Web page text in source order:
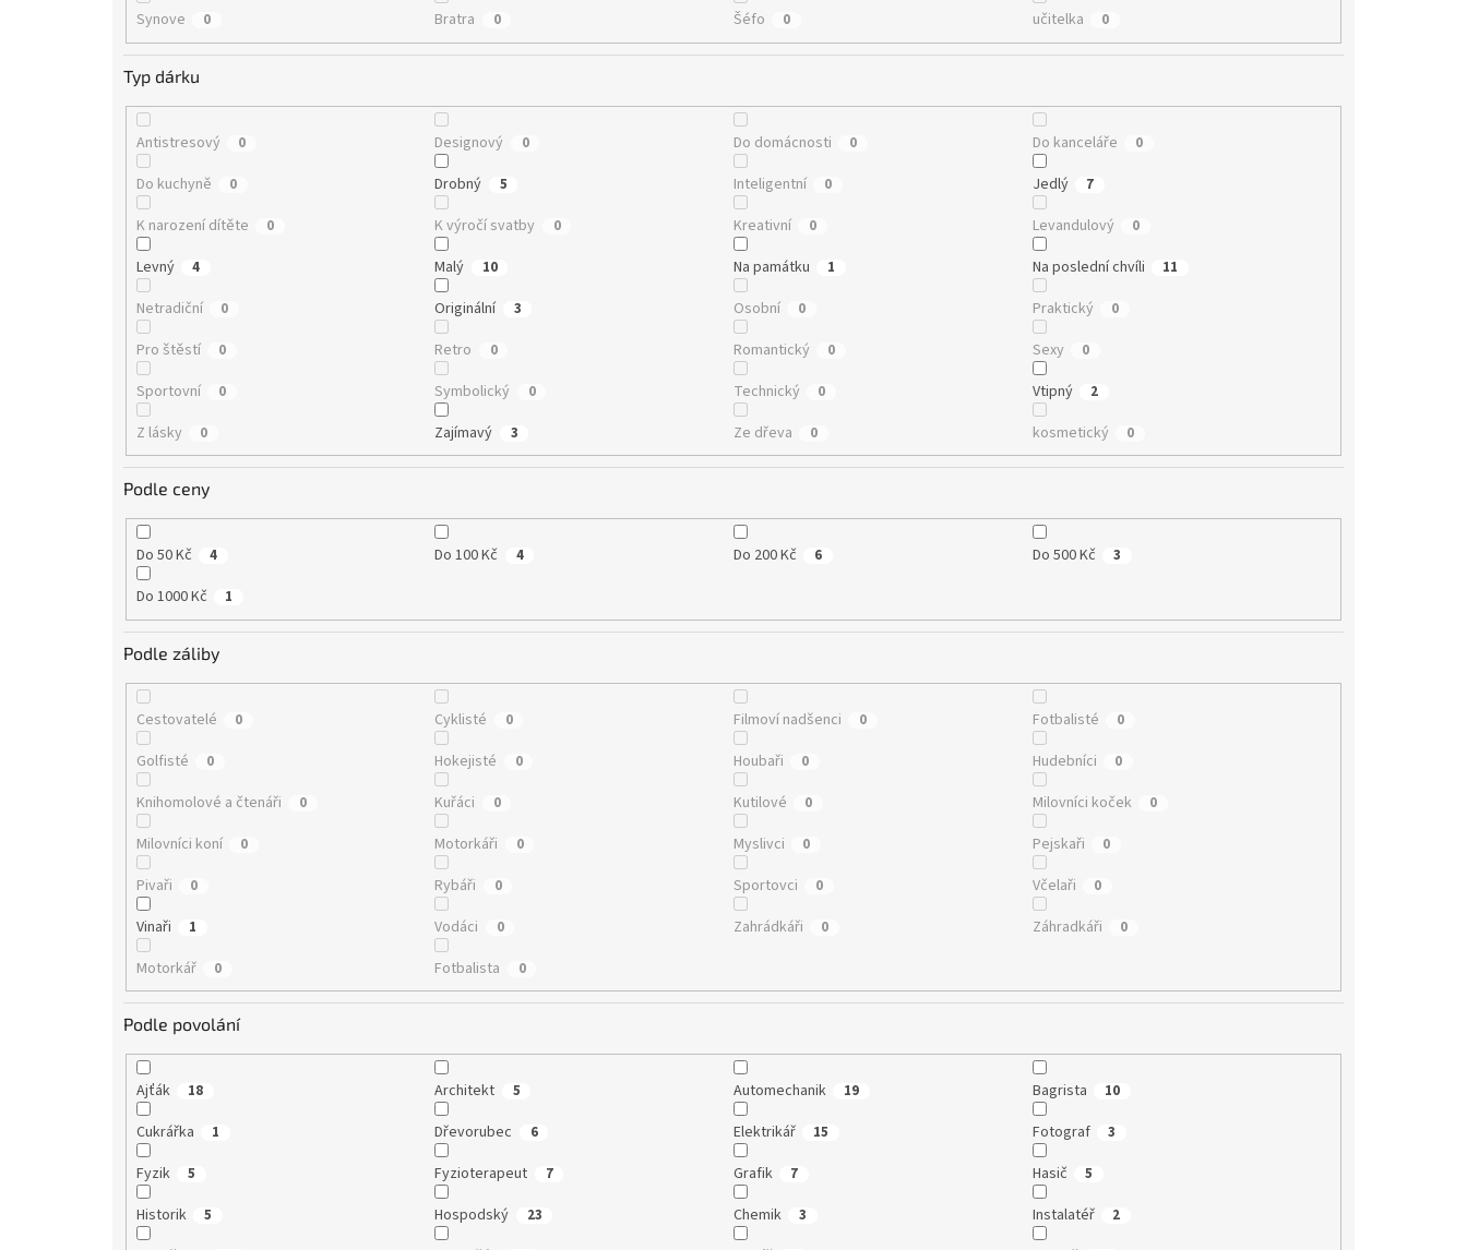
Synove 0 Bratra 0 Šéfo 0 učitelka 0
Typ dárku
Antistresový 0 Designový 0 Do domácnosti 0 Do kanceláře 0
Do kuchyně 0 Drobný 5 Inteligentní 0 Jedlý 7
K narození dítěte 0 K výročí svatby 0 Kreativní 0 Levandulový 0
Levný 4 Malý 10 Na památku 1 Na poslední chvíli 11
Netradiční 0 Originální 3 Osobní 0 Praktický 0
Pro štěstí 0 Retro 0 Romantický 0 Sexy 0
Sportovní 0 Symbolický 0 Technický 0 Vtipný 2
Z lásky 0 Zajímavý 3 Ze dřeva 0 kosmetický 0
Podle ceny
Do 50 Kč 4 Do 100 Kč 4 Do 200 Kč 6 Do 500 Kč 3
Do 1000 Kč 1
Podle záliby
Cestovatelé 0 Cyklisté 0 Filmoví nadšenci 0 Fotbalisté 0
Golfisté 0 Hokejisté 0 Houbaři 0 Hudebníci 0
Knihomolové a čtenáři 0 Kuřáci 0 Kutilové 0 Milovníci koček 0
Milovníci koní 0 Motorkáři 0 Myslivci 0 Pejskaři 0
Pivaři 0 Rybáři 0 Sportovci 0 Včelaři 0
Vinaři 1 Vodáci 0 Zahrádkáři 0 Záhradkáři 0
Motorkář 0 Fotbalista 0
Podle povolání
Ajťák 18 Architekt 5 Automechanik 19 Bagrista 10
Cukrářka 1 Dřevorubec 6 Elektrikář 15 Fotograf 3
Fyzik 5 Fyzioterapeut 7 Grafik 7 Hasič 5
Historik 5 Hospodský 23 Chemik 3 Instalatéř 2